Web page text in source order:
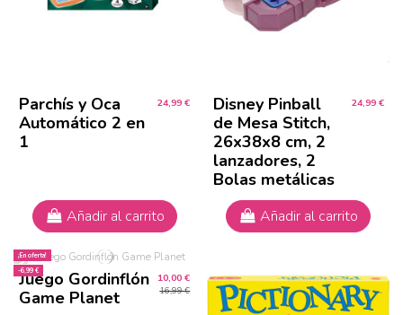
Parchís y Oca
Automático 2 en
1
24,99 €
Añadir al carrito
Disney Pinball
de Mesa Stitch,
26x38x8 cm, 2
lanzadores, 2
Bolas metálicas
24,99 €
Añadir al carrito
¡En oferta!
-6,99 €
Juego Gordinflón
Game Planet
10,00 €
16,99 €